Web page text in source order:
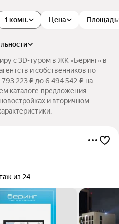
1 комн. Цена Площадь
c 3D-туром в ЖК «Беринг» в
и собственников по
223 ₽ до 6 494 542 ₽ на
каталоге предложения
и вторичном
из 24